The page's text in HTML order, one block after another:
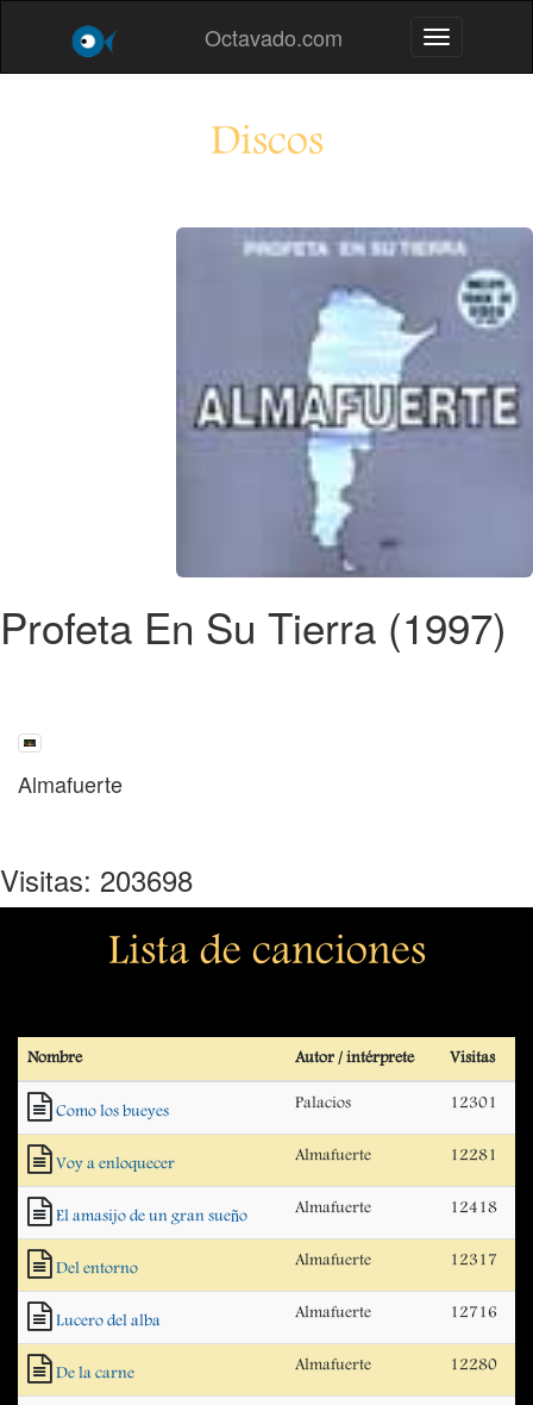
Octavado.com Toggle
Discos
Profeta En Su Tierra (1997)
Almafuerte
Visitas: 203698
Lista de canciones
Nombre Autor / intérprete Visitas
Como los bueyes Palacios 12301
Voy a enloquecer Almafuerte 12281
El amasijo de un gran sueño Almafuerte 12418
Del entorno Almafuerte 12317
Lucero del alba Almafuerte 12716
De la carne Almafuerte 12280